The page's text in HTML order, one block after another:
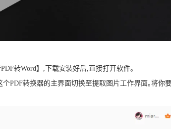
转Word】,下载安装好后,直接打开软件｡
PDF转换器的主界面切换至提取图片工作界面｡将你